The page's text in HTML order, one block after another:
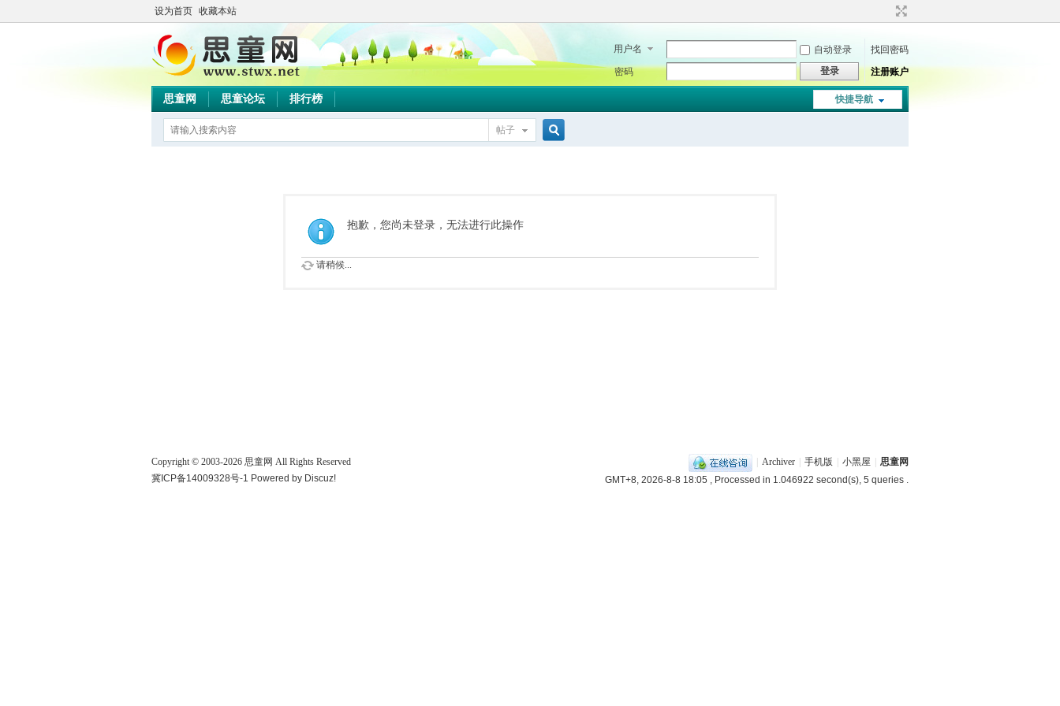
设为首页 收藏本站
用户名 自动登录
找回密码
密码
登录 注册账户
快捷导航
思童网 思童论坛 排行榜
帖子
抱歉，您尚未登录，无法进行此操作
请稍候...
Archiver 手机版 小黑屋
思童网
GMT+8, 2026-8-8 18:05 , Processed in 1.046922 second(s), 5 queries .
Copyright © 2003-2026 思童网 All Rights Reserved
冀ICP备14009328号-1 Powered by Discuz!